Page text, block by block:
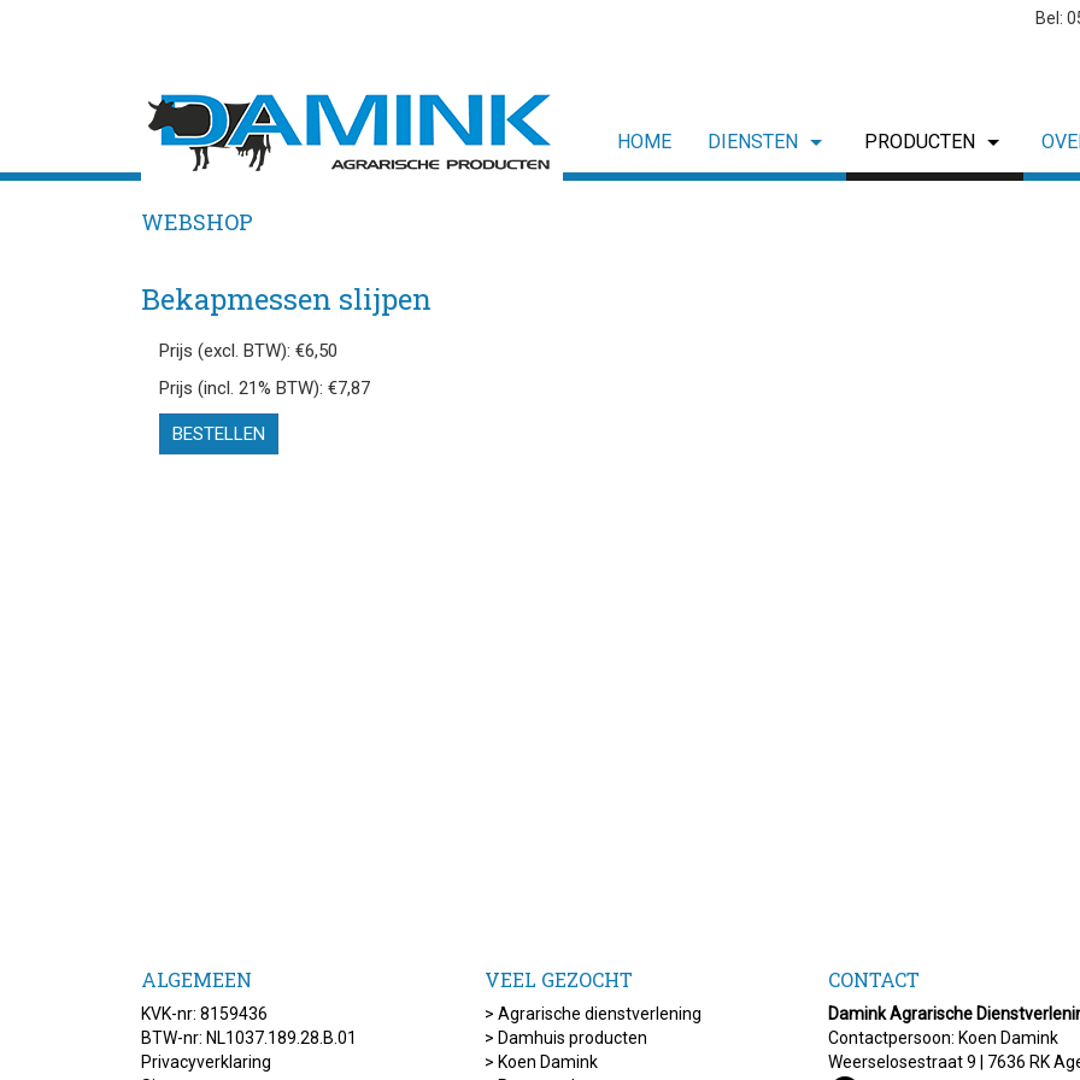
Bel:
HOME DIENSTEN PRODUCTEN
WEBSHOP
Bekapmessen slijpen
Prijs (excl. BTW): €6,50
Prijs (incl. 21% BTW): €7,87
BESTELLEN
ALGEMEEN
KVK-nr: 8159436
BTW-nr: NL1037.189.28.B.01
Privacyverklaring
VEEL GEZOCHT
> Agrarische dienstverlening
> Damhuis producten
> Koen Damink
CONTACT
Damink Agrarische
Contactpersoon: Koen Damink
Weerselosestraat 9 | 7636 RK